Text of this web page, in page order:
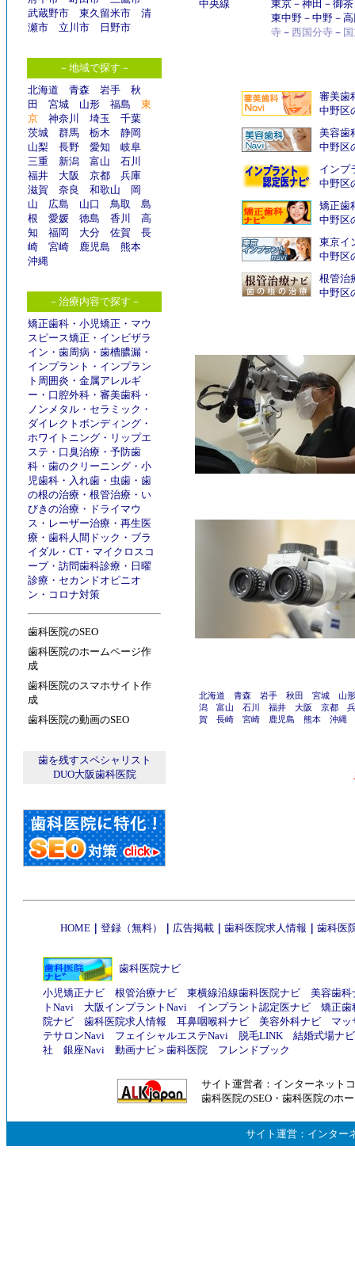
武蔵野市
東久留米市
清
瀬市
立川市 日野市
－地域で探す－
北海道
青森 岩手
秋
田
宮城 山形 福島
東
京
神奈川 埼玉
千葉
茨城
群馬 栃木
静岡
山梨
長野 愛知
岐阜
三重
新潟 富山
石川
福井
大阪 京都
兵庫
滋賀
奈良 和歌山
岡
山
広島 山口 鳥取
島
根
愛媛 徳島 香川
高
知
福岡 大分 佐賀
長
崎
宮崎 鹿児島
熊本
沖縄
－治療内容で探す－
矯正歯科 ・ 小児矯正 ・ マウ
スピース矯正 ・ インビザラ
イン ・ 歯周病 ・ 歯槽膿漏 ・
インプラント ・ インプラン
ト周囲炎 ・ 金属アレルギ
ー ・ 口腔外科 ・ 審美歯科 ・
ノンメタル ・ セラミック ・
ダイレクトボンディング ・
ホワイトニング ・ リップエ
ステ ・ 口臭治療 ・ 予防歯
科 ・ 歯のクリーニング ・ 小
児歯科 ・ 入れ歯 ・ 虫歯 ・ 歯
の根の治療 ・ 根管治療 ・ い
びきの治療 ・ ドライマウ
ス ・ レーザー治療 ・ 再生医
療 ・ 歯科人間ドック ・ ブラ
イダル ・ CT ・ マイクロスコ
ープ・ 訪問歯科診療 ・ 日曜
診療 ・ セカンドオピニオ
ン ・ コロナ対策
歯科医院のSEO
歯科医院のホームページ作
成
歯科医院のスマホサイト作
成
歯科医院の動画のSEO
歯を残すスペシャリスト
DUO大阪歯科医院
中央線 東京－ 神田 － 御
東中野－ 中野－
寺－ 西国分寺－
審美歯
中野区
美容歯
中野区
インプ
中野区
矯正歯
中野区
東京イ
中野区
根管治
中野区
北海道 青森 岩手 秋田 宮城
山形
潟
富山 石川 福井 大阪 京都
賀
長崎 宮崎 鹿児島 熊本 沖縄
HOME 登録（無料） 広告掲載 歯科医院求人情報 歯科医
歯科医院ナビ
小児矯正ナビ 根管治療ナビ 東横線沿線歯科医院ナビ
美容歯科
トNavi
大阪インプラントNavi インプラント認定医ナビ
矯正歯
院ナビ
歯科医院求人情報 耳鼻咽喉科ナビ 美容外科ナビ
マッ
テサロンNavi
フェイシャルエステNavi 脱毛LINK
結婚式場ナビ
社
銀座Navi 動画ナビ ＞ 歯科医院 フレンドブック
サイト運営者： インターネット
歯科医院のSEO ・ 歯科医院のホ
サイト運営： インター